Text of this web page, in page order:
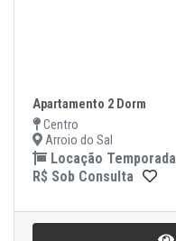
Apartamento 2 Dorm
Centro
Arroio do Sal
Locação Temporada
R$ Sob Consulta